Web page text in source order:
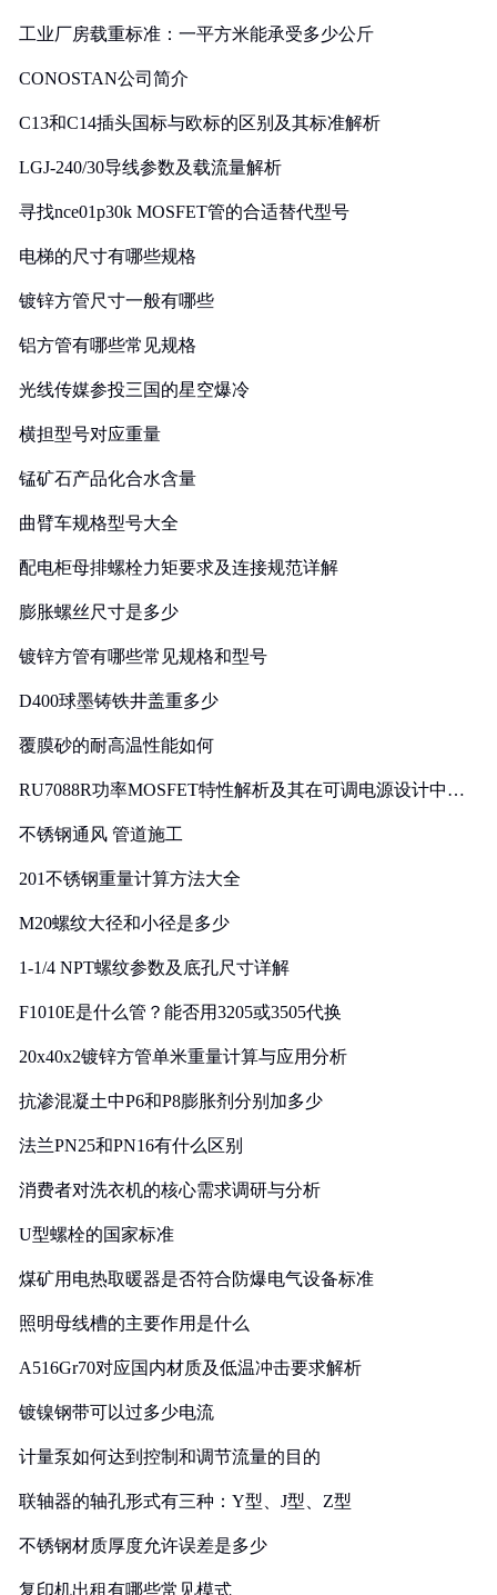
工业厂房载重标准：一平方米能承受多少公斤
CONOSTAN公司简介
C13和C14插头国标与欧标的区别及其标准解析
LGJ-240/30导线参数及载流量解析
寻找nce01p30k MOSFET管的合适替代型号
电梯的尺寸有哪些规格
镀锌方管尺寸一般有哪些
铝方管有哪些常见规格
光线传媒参投三国的星空爆冷
横担型号对应重量
锰矿石产品化合水含量
曲臂车规格型号大全
配电柜母排螺栓力矩要求及连接规范详解
膨胀螺丝尺寸是多少
镀锌方管有哪些常见规格和型号
D400球墨铸铁井盖重多少
覆膜砂的耐高温性能如何
RU7088R功率MOSFET特性解析及其在可调电源设计中的
不锈钢通风 管道施工
201不锈钢重量计算方法大全
M20螺纹大径和小径是多少
1-1/4 NPT螺纹参数及底孔尺寸详解
F1010E是什么管？能否用3205或3505代换
20x40x2镀锌方管单米重量计算与应用分析
抗渗混凝土中P6和P8膨胀剂分别加多少
法兰PN25和PN16有什么区别
消费者对洗衣机的核心需求调研与分析
U型螺栓的国家标准
煤矿用电热取暖器是否符合防爆电气设备标准
照明母线槽的主要作用是什么
A516Gr70对应国内材质及低温冲击要求解析
镀镍钢带可以过多少电流
计量泵如何达到控制和调节流量的目的
联轴器的轴孔形式有三种：Y型、J型、Z型
不锈钢材质厚度允许误差是多少
复印机出租有哪些常见模式